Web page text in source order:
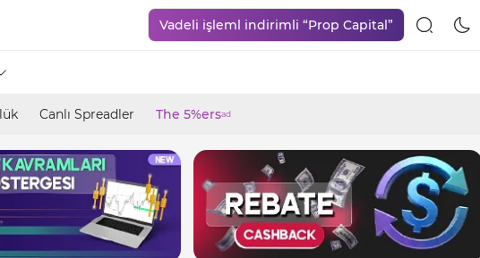
Vadeli işleml indirimli “Prop Capital”
Canlı Spreadler The 5%ersad